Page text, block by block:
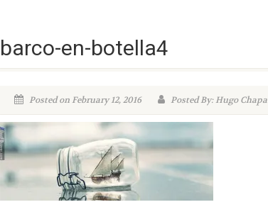
barco-en-botella4
Posted on February 12, 2016 Posted By: Hugo Chapa